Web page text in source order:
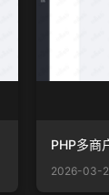
PHP多商
2026-03-